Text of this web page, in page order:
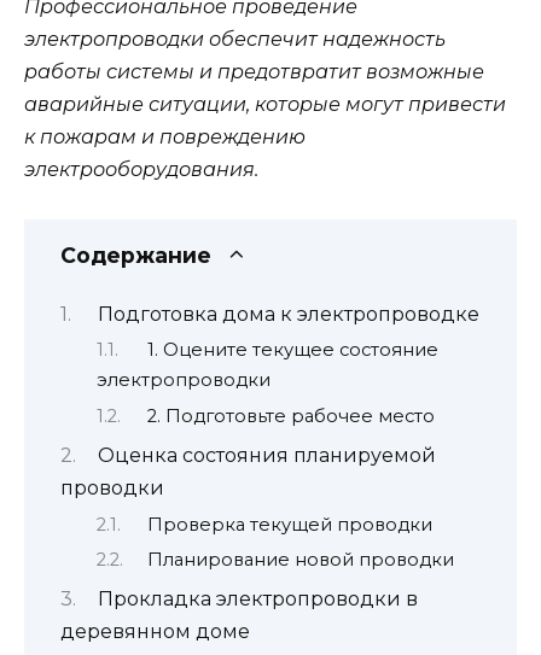
Профессиональное проведение
электропроводки обеспечит надежность
работы системы и предотвратит возможные
аварийные ситуации, которые могут привести
к пожарам и повреждению
электрооборудования.
Содержание
Подготовка дома к электропроводке
1. Оцените текущее состояние
электропроводки
2. Подготовьте рабочее место
Оценка состояния планируемой
проводки
Проверка текущей проводки
Планирование новой проводки
Прокладка электропроводки в
деревянном доме